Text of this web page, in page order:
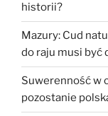
historii?
Mazury: Cud
do raju musi być
Suwerenność w
pozostanie